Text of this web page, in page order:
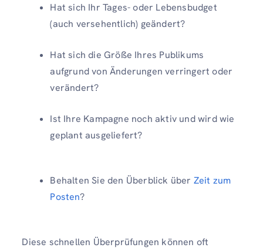
Hat sich Ihr Tages- oder Lebensbudget
(auch versehentlich) geändert?
Hat sich die Größe Ihres Publikums
aufgrund von Änderungen verringert oder
verändert?
Ist Ihre Kampagne noch aktiv und wird wie
geplant ausgeliefert?
Behalten Sie den Überblick über Zeit zum
Posten?
Diese schnellen Überprüfungen können oft